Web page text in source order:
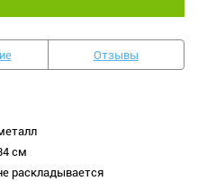
Отзывы
см
раскладывается